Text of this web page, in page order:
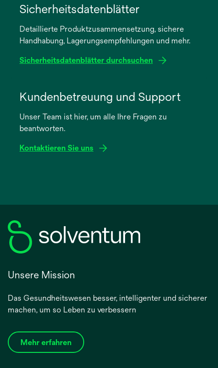
neuen
Registerkarte
Sicherheitsdatenblätter
Detaillierte Produktzusammensetzung, sichere
Handhabung, Lagerungsempfehlungen und mehr.
Sicherheitsdatenblätter durchsuchen
neuen
Registerkarte
Kundenbetreuung und Support
Unser Team ist hier, um alle Ihre Fragen zu
beantworten.
Kontaktieren Sie uns
Unsere Mission
Das Gesundheitswesen besser, intelligenter und sicherer
machen, um so Leben zu verbessern
Mehr erfahren